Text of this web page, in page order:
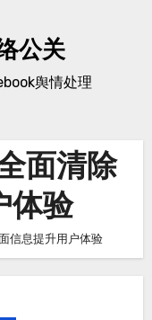
公关
舆情处理
面清除
体验
信息提升用户体验